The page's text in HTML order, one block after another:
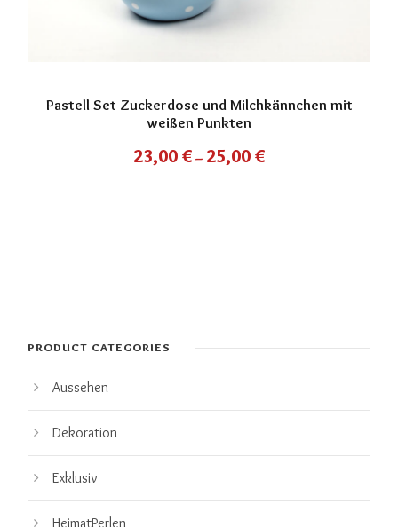
Pastell Set Zuckerdose und Milchkännchen mit
weißen Punkten
23,00 € – 25,00 €
PRODUCT CATEGORIES
Aussehen
Dekoration
Exklusiv
HeimatPerlen